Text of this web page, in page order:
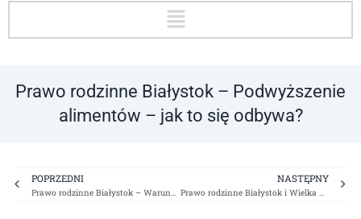
Menu
Prawo rodzinne Białystok – Podwyższenie
alimentów – jak to się odbywa?
PrevPOPRZEDNI NASTĘPNY